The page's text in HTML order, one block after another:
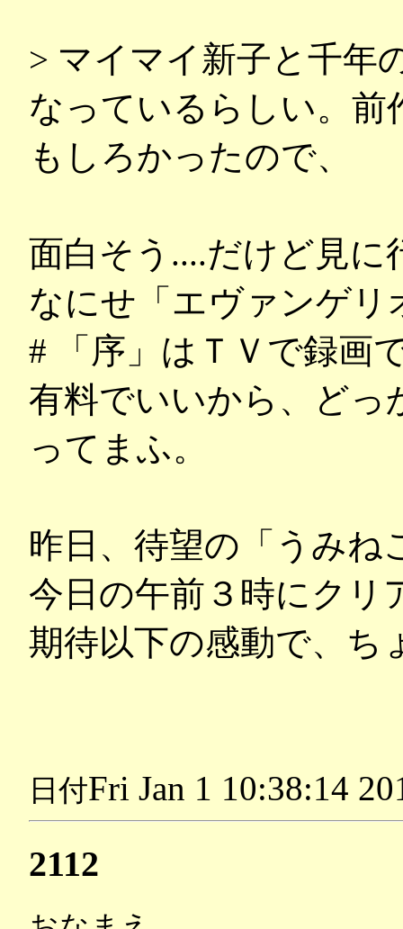
> マイマイ新子と千年
なっているらしい。
もしろかったので、
面白そう....だけど見
なにせ「エヴァンゲリ
# 「序」はＴＶで録画
有料でいいから、どっ
ってまふ。
昨日、待望の「うみね
今日の午前３時にクリ
期待以下の感動で、ち
日付Fri Jan 1 10:38:14
2112